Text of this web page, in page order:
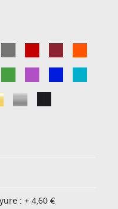
: + 4,60 €